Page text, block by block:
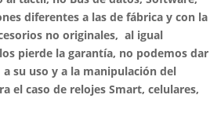
diferentes a las de fábrica y con la
no originales, al igual
pierde la garantía, no podemos dar
su uso y a la manipulación del
el caso de relojes Smart, celulares,